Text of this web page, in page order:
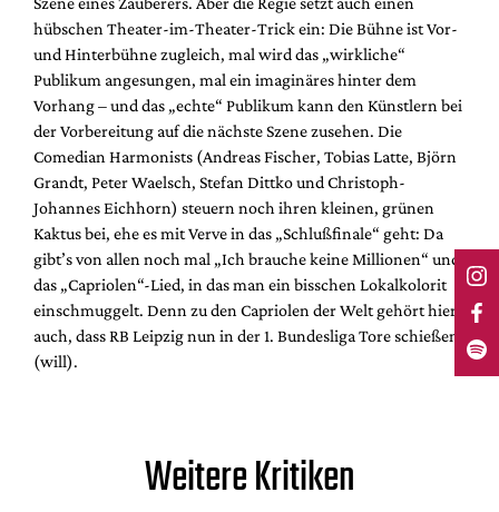
hübschen Theater-im-Theater-Trick ein: Die Bühne ist Vor-
und Hinterbühne zugleich, mal wird das „wirkliche“
Publikum angesungen, mal ein imaginäres hinter dem
Vorhang – und das „echte“ Publikum kann den Künstlern bei
der Vorbereitung auf die nächste Szene zusehen. Die
Comedian Harmonists (Andreas Fischer, Tobias Latte, Björn
Grandt, Peter Waelsch, Stefan Dittko und Christoph-
Johannes Eichhorn) steuern noch ihren kleinen, grünen
Kaktus bei, ehe es mit Verve in das „Schlußfinale“ geht: Da
gibt’s von allen noch mal „Ich brauche keine Millionen“ und
das „Capriolen“-Lied, in das man ein bisschen Lokalkolorit
einschmuggelt. Denn zu den Capriolen der Welt gehört hier
auch, dass RB Leipzig nun in der 1. Bundesliga Tore schießen
(will).
Weitere Kritiken